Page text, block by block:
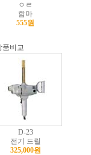
ㅇㄹ
함마
555원
품비교
D-23
전기 드릴
325,000원